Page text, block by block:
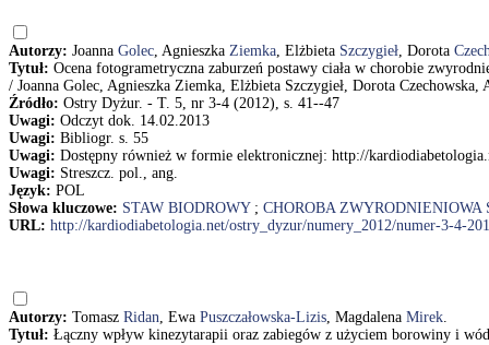
Autorzy: Joanna Golec, Agnieszka Ziemka, Elżbieta Szczygieł, Dorota
Tytuł: Ocena fotogrametryczna zaburzeń postawy ciała w chorobie
/ Joanna Golec, Agnieszka Ziemka, Elżbieta Szczygieł, Dorota
Źródło: Ostry Dyżur. - T. 5, nr 3-4 (2012), s. 41--47
Uwagi: Odczyt dok. 14.02.2013
Uwagi: Bibliogr. s. 55
Uwagi: Dostępny również w formie elektronicznej: http://
Uwagi: Streszcz. pol., ang.
Język: POL
Słowa kluczowe: STAW BIODROWY; CHOROBA ZWYRODNIENIOWA
URL: http://kardiodiabetologia.net/ostry_dyzur/numery_2012/numer-3-4-
Autorzy: Tomasz Ridan, Ewa Puszczałowska-Lizis, Magdalena Mirek.
Tytuł: Łączny wpływ kinezytarapii oraz zabiegów z użyciem borowiny i